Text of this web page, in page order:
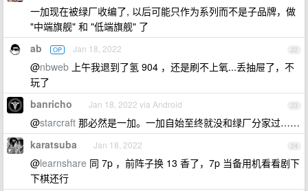
一加现在被绿厂收编了, 以后可能只作为系列而不是子品牌，做
"中端旗舰" 和 "低端旗舰" 了
22
ab OP Jan 18, 2022
@nbweb 上午我退到了氢 904 ，还是刷不上氧...丢抽屉了，不
玩了
23
banricho Jan 18, 2022 via Android
@starcraft 那必然是一加。一加自始至终就没和绿厂分家过……
24
karatsuba Jan 18, 2022
@learnshare 同 7p ，前阵子换 13 香了，7p 当备用机看看剧下
下棋还行